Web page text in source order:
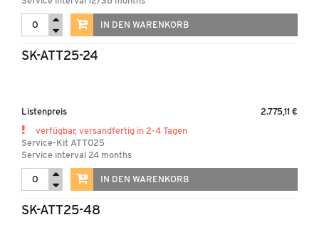
IN DEN WARENKORB
SK-ATT25-24
Listenpreis
2.775,11 €
verfügbar, versandfertig in 2-4 Tagen
Service-Kit ATT025
Service interval 24 months
IN DEN WARENKORB
SK-ATT25-48